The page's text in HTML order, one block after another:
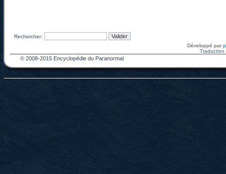
Rechercher:
Développé par
Traduction
© 2008-2015 Encyclopédie du Paranormal